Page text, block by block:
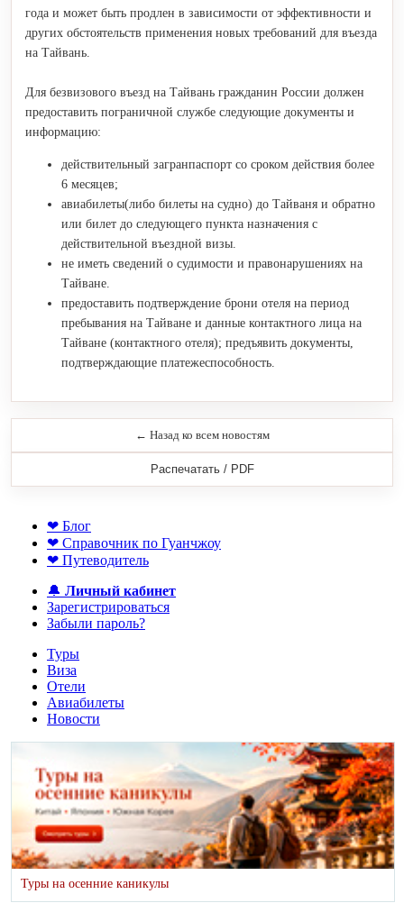
года и может быть продлен в зависимости от эффективности и
других обстоятельств применения новых требований для въезда
на Тайвань.
Для безвизового въезд на Тайвань гражданин России должен
предоставить пограничной службе следующие документы и
информацию:
действительный загранпаспорт со сроком действия более
6 месяцев;
авиабилеты(либо билеты на судно) до Тайваня и обратно
или билет до следующего пункта назначения с
действительной въездной визы.
не иметь сведений о судимости и правонарушениях на
Тайване.
предоставить подтверждение брони отеля на период
пребывания на Тайване и данные контактного лица на
Тайване (контактного отеля); предъявить документы,
подтверждающие платежеспособность.
← Назад ко всем новостям
Распечатать / PDF
❤ Блог
❤ Справочник по Гуанчжоу
❤ Путеводитель
🔔 Личный кабинет
Зарегистрироваться
Забыли пароль?
Туры
Виза
Отели
Авиабилеты
Новости
Туры на осенние каникулы